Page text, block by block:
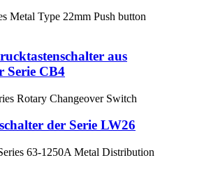
aus
Serie CB4
der Serie LW26